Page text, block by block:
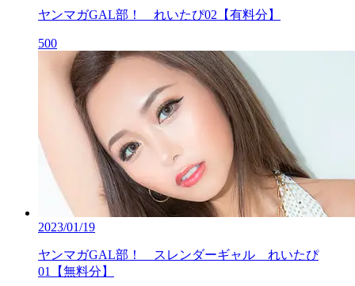
ヤンマガGAL部！ れいたぴ02【有料分】
500
2023/01/19
ヤンマガGAL部！ スレンダーギャル れいたぴ
01【無料分】